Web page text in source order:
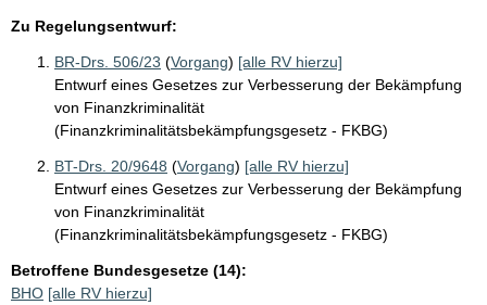
Zu Regelungsentwurf:
BR-Drs. 506/23 (Vorgang) [alle RV hierzu]
Entwurf eines Gesetzes zur Verbesserung der Bekämpfung
von Finanzkriminalität
(Finanzkriminalitätsbekämpfungsgesetz - FKBG)
BT-Drs. 20/9648 (Vorgang) [alle RV hierzu]
Entwurf eines Gesetzes zur Verbesserung der Bekämpfung
von Finanzkriminalität
(Finanzkriminalitätsbekämpfungsgesetz - FKBG)
Betroffene Bundesgesetze (14):
BHO [alle RV hierzu]